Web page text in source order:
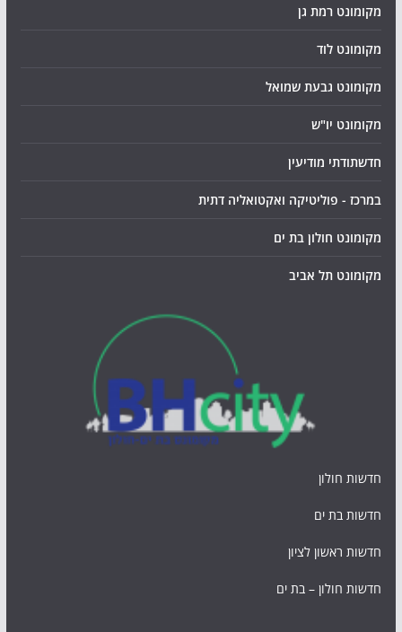
מקומונט רמת גן
מקומונט לוד
מקומונט גבעת שמואל
מקומונט יו"ש
חדשתודתי מודיעין
במרכז - פוליטיקה ואקטואליה דתית
מקומונט חולון בת ים
מקומונט תל אביב
חדשות חולון
חדשות בת ים
חדשות ראשון לציון
חדשות חולון – בת ים